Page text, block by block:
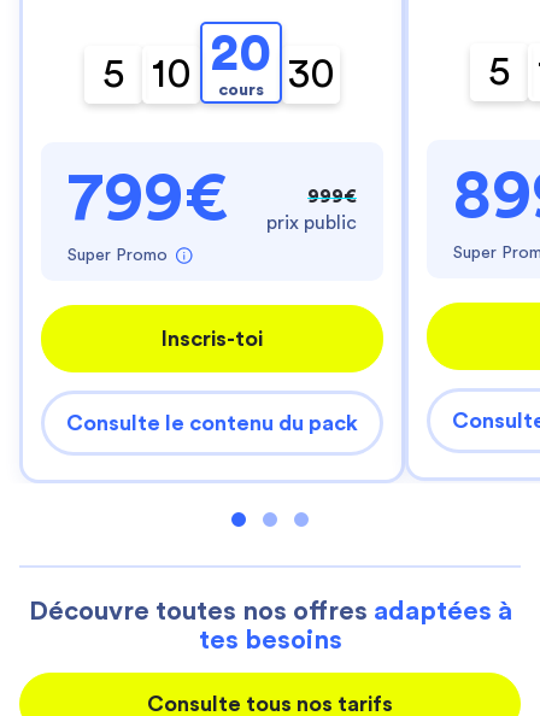
5 10 20
cours 30
799€
Super Promo
999€
prix public
Inscris-toi
Consulte le contenu du pack
5
Super
Découvre toutes nos offres adaptées à
tes besoins
Consulte tous nos tarifs